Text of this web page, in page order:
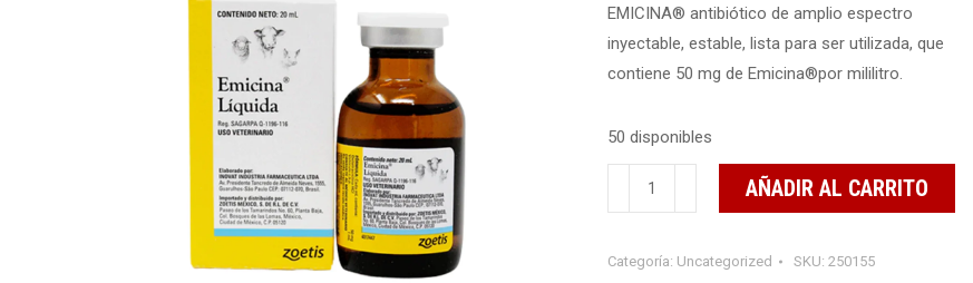
EMICINA® antibiótico de amplio espectro
inyectable, estable, lista para ser utilizada, que
contiene 50 mg de Emicina®por mililitro.
50 disponibles
emicina
20ml
AÑADIR AL CARRITO
Categoría: Uncategorized SKU: 250155